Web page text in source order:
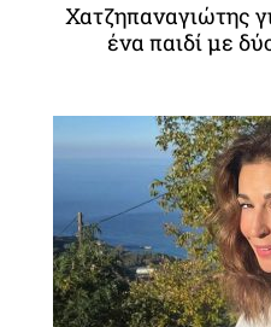
Χατζηπαναγιώτης
ένα παιδί με